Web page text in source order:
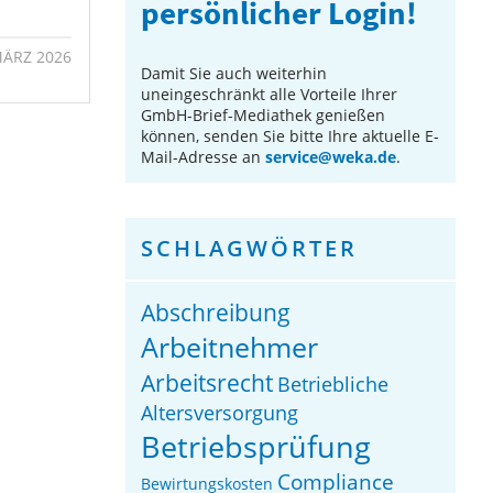
2026
persönlicher Login!
Damit Sie auch weiterhin
uneingeschränkt alle Vorteile Ihrer
GmbH-Brief-Mediathek genießen
können, senden Sie bitte Ihre aktuelle E-
Mail-Adresse anservice@weka.de.
SCHLAGWÖRTER
Abschreibung
Arbeitnehmer
Arbeitsrecht Betriebliche
Altersversorgung
Betriebsprüfung
Bewirtungskosten Compliance